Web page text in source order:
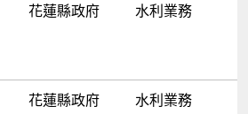
花蓮縣政府 水利業務
花蓮縣政府 水利業務